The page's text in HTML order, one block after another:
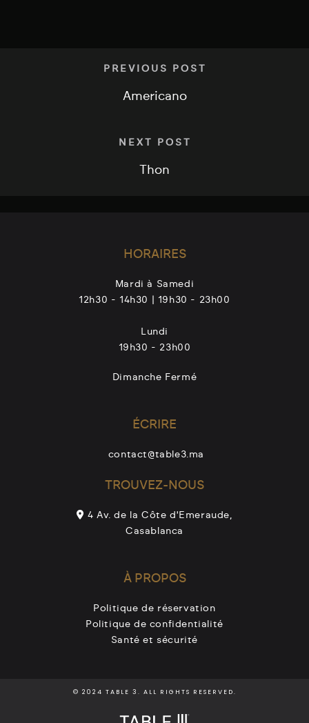
PREVIOUS POST
Americano
NEXT POST
Thon
HORAIRES
Mardi à Samedi
12h30 - 14h30 | 19h30 - 23h00
Lundi
19h30 - 23h00
Dimanche Fermé
ÉCRIRE
contact@table3.ma
TROUVEZ-NOUS
4 Av. de la Côte d'Emeraude,
Casablanca
À PROPOS
Politique de réservation
Politique de confidentialité
Santé et sécurité
© 2024 TABLE 3. ALL RIGHTS RESERVED.